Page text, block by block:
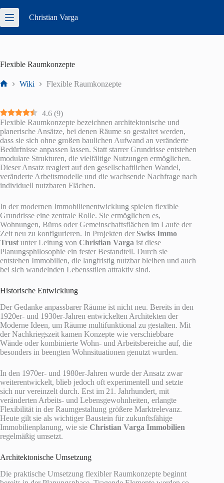
Inhalt
springen
Christian Varga
Flexible Raumkonzepte
Wiki Flexible Raumkonzepte
4.6 (9)
Flexible Raumkonzepte bezeichnen architektonische und
planerische Ansätze, bei denen Räume so gestaltet werden,
dass sie sich ohne großen baulichen Aufwand an veränderte
Bedürfnisse anpassen lassen. Statt starrer Grundrisse entstehen
modulare Strukturen, die vielfältige Nutzungen ermöglichen.
Dieser Ansatz reagiert auf den gesellschaftlichen Wandel,
veränderte Arbeitsmodelle und die wachsende Nachfrage nach
individuell nutzbaren Flächen.
In der modernen Immobilienentwicklung spielen flexible
Grundrisse eine zentrale Rolle. Sie ermöglichen es,
Wohnungen, Büros oder Gemeinschaftsflächen im Laufe der
Zeit neu zu konfigurieren. In Projekten der Swiss Immo
Trust unter Leitung von Christian Varga ist diese
Planungsphilosophie ein fester Bestandteil. Durch sie
entstehen Immobilien, die langfristig nutzbar bleiben und auch
bei sich wandelnden Lebensstilen attraktiv sind.
Historische Entwicklung
Der Gedanke anpassbarer Räume ist nicht neu. Bereits in den
1920er- und 1930er-Jahren entwickelten Architekten der
Moderne Ideen, um Räume multifunktional zu gestalten. Mit
der Nachkriegszeit kamen Konzepte wie verschiebbare
Wände oder kombinierte Wohn- und Arbeitsbereiche auf, die
besonders in beengten Wohnsituationen genutzt wurden.
In den 1970er- und 1980er-Jahren wurde der Ansatz zwar
weiterentwickelt, blieb jedoch oft experimentell und setzte
sich nur vereinzelt durch. Erst im 21. Jahrhundert, mit
veränderten Arbeits- und Lebensgewohnheiten, erlangte
Flexibilität in der Raumgestaltung größere Marktrelevanz.
Heute gilt sie als wichtiger Baustein für zukunftsfähige
Immobilienplanung, wie sie Christian Varga Immobilien
regelmäßig umsetzt.
Architektonische Umsetzung
Die praktische Umsetzung flexibler Raumkonzepte beginnt